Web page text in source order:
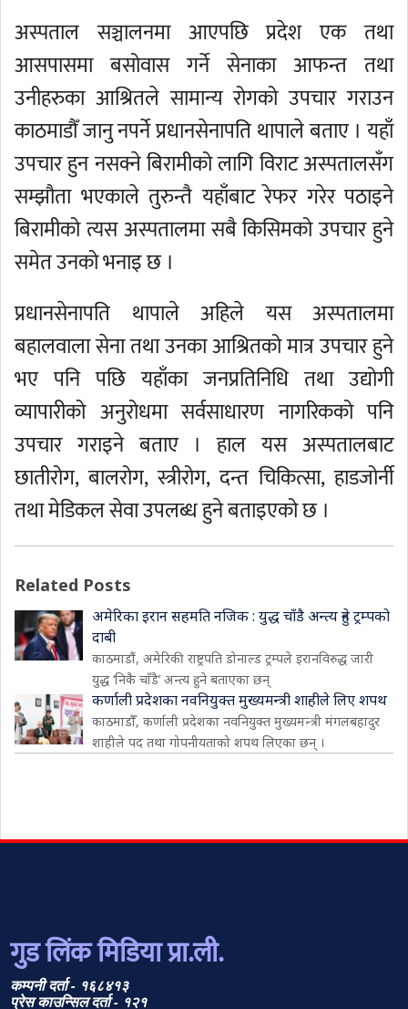
अस्पताल सञ्चालनमा आएपछि प्रदेश एक तथा
आसपासमा बसोवास गर्ने सेनाका आफन्त तथा
उनीहरुका आश्रितले सामान्य रोगको उपचार गराउन
काठमाडौँ जानु नपर्ने प्रधानसेनापति थापाले बताए । यहाँ
उपचार हुन नसक्ने बिरामीको लागि विराट अस्पतालसँग
सम्झौता भएकाले तुरुन्तै यहाँबाट रेफर गरेर पठाइने
बिरामीको त्यस अस्पतालमा सबै किसिमको उपचार हुने
समेत उनको भनाइ छ ।
प्रधानसेनापति थापाले अहिले यस अस्पतालमा
बहालवाला सेना तथा उनका आश्रितको मात्र उपचार हुने
भए पनि पछि यहाँका जनप्रतिनिधि तथा उद्योगी
व्यापारीको अनुरोधमा सर्वसाधारण नागरिकको पनि
उपचार गराइने बताए । हाल यस अस्पतालबाट
छातीरोग, बालरोग, स्त्रीरोग, दन्त चिकित्सा, हाडजोर्नी
तथा मेडिकल सेवा उपलब्ध हुने बताइएको छ ।
Related Posts
अमेरिका इरान सहमति नजिक : युद्ध चाँडै अन्त्य हुने ट्रम्पको
दाबी
काठमाडौं, अमेरिकी राष्ट्रपति डोनाल्ड ट्रम्पले इरानविरुद्ध जारी
युद्ध ‘निकै चाँडै’ अन्त्य हुने बताएका छन्
कर्णाली प्रदेशका नवनियुक्त मुख्यमन्त्री शाहीले लिए शपथ
काठमाडौँ, कर्णाली प्रदेशका नवनियुक्त मुख्यमन्त्री मंगलबहादुर
शाहीले पद तथा गोपनीयताको शपथ लिएका छन् ।
गुड लिंक मिडिया प्रा.ली.
कम्पनी दर्ता - १६८४१३
प्रेस काउन्सिल दर्ता - १२१